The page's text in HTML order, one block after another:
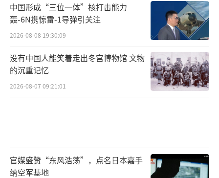
中国形成“三位一体”核打击能力
轰-6N携惊雷-1导弹引关注
2026-08-08 19:30:09
没有中国人能笑着走出冬宫博物馆 文物
的沉重记忆
2026-08-07 09:21:01
官媒盛赞“东风浩荡”，点名日本嘉手
纳空军基地